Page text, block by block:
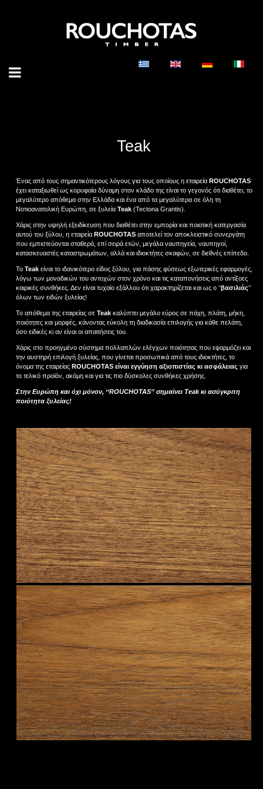
Teak
Ένας από τους σημαντικότερους λόγους για τους οποίους η εταιρεία ROUCHOTAS
έχει καταξιωθεί ως κορυφαία δύναμη στον κλάδο της είναι το γεγονός ότι διαθέτει, το
μεγαλύτερο απόθεμα στην Ελλάδα και ένα από τα μεγαλύτερα σε όλη τη
Νοτιοανατολική Ευρώπη, σε ξυλεία Teak(Tectona Grantis).
Χάρις στην υψηλή εξειδίκευση που διαθέτει στην εμπορία και ποιοτική κατεργασία
αυτού του ξύλου, η εταιρεία ROUCHOTASαποτελεί τον αποκλειστικό συνεργάτη
που εμπιστεύονται σταθερά, επί σειρά ετών, μεγάλα ναυπηγεία, ναυπηγοί,
κατασκευαστές καταστρωμάτων, αλλά και ιδιοκτήτες σκαφών, σε διεθνές επίπεδο.
Το Teakείναι το ιδανικότερο είδος ξύλου, για πάσης φύσεως εξωτερικές εφαρμογές,
λόγω των μοναδικών του αντοχών στον χρόνο και τις καταπονήσεις από αντίξοες
καιρικές συνθήκες. Δεν είναι τυχαίο εξάλλου ότι χαρακτηρίζεται και ως ο ‘‘βασιλιάς’’
όλων των ειδών ξυλείας!
Το απόθεμα της εταιρείας σε Teakκαλύπτει μεγάλο εύρος σε πάχη, πλάτη, μήκη,
ποιότητες και μορφές, κάνοντας εύκολη τη διαδικασία επιλογής για κάθε πελάτη,
όσο ειδικές κι αν είναι οι απαιτήσεις του.
Χάρις στο προηγμένο σύστημα πολλαπλών ελέγχων ποιότητας που εφαρμόζει και
την αυστηρή επιλογή ξυλείας, που γίνεται προσωπικά από τους ιδιοκτήτες, το
όνομα της εταιρείας ROUCHOTAS είναι εγγύηση αξιοπιστίας κι ασφάλειας για
το τελικό προϊόν, ακόμη και για τις πιο δύσκολες συνθήκες χρήσης.
Στην Ευρώπη και όχι μόνον, ‘‘ROUCHOTAS’’ σημαίνει Teak κι ασύγκριτη
ποιότητα ξυλείας!